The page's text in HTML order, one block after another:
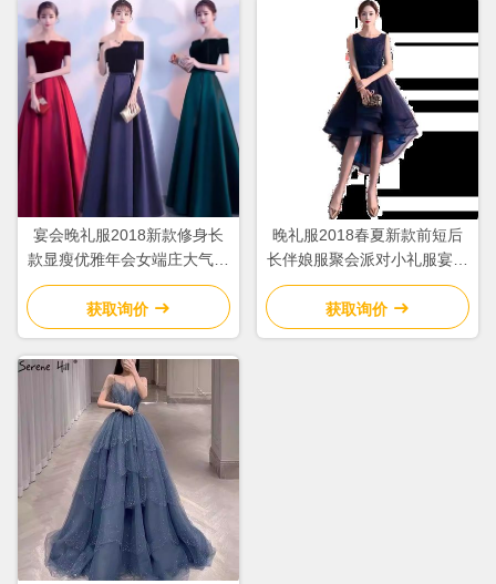
宴会晚礼服2018新款修身长
款显瘦优雅年会女端庄大气气
质名媛长裙
获取询价
晚礼服2018春夏新款前短后
长伴娘服聚会派对小礼服宴会
蕾丝连衣裙
获取询价